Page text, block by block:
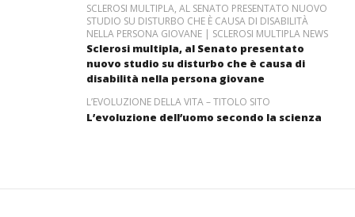
SCLEROSI MULTIPLA, AL SENATO PRESENTATO NUOVO
STUDIO SU DISTURBO CHE È CAUSA DI DISABILITÀ
NELLA PERSONA GIOVANE | SCLEROSI MULTIPLA NEWS
Sclerosi multipla, al Senato presentato
nuovo studio su disturbo che è causa di
disabilità nella persona giovane
L’EVOLUZIONE DELLA VITA – TITOLO SITO
L’evoluzione dell’uomo secondo la scienza